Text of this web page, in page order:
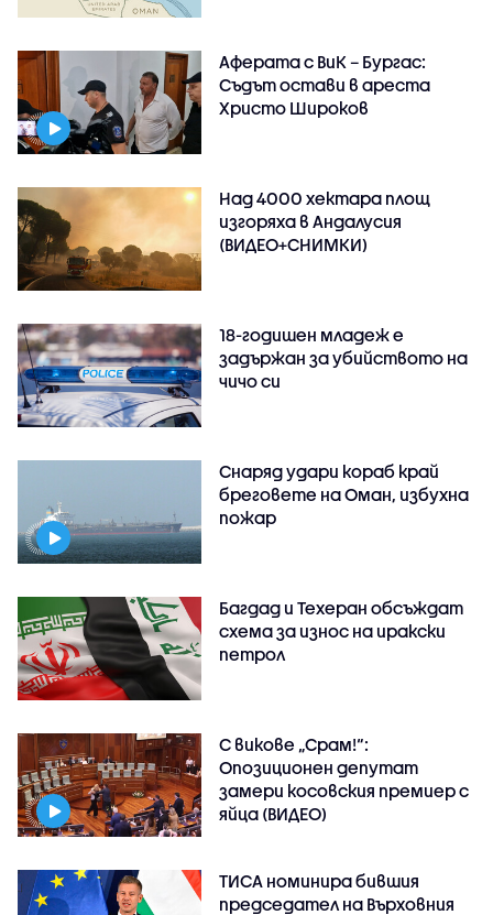
Аферата с ВиК – Бургас:
Съдът остави в ареста
Христо Широков
Над 4000 хектара площ
изгоряха в Андалусия
(ВИДЕО+СНИМКИ)
18-годишен младеж е
задържан за убийството на
чичо си
Снаряд удари кораб край
бреговете на Оман, избухна
пожар
Багдад и Техеран обсъждат
схема за износ на иракски
петрол
С викове „Срам!“:
Опозиционен депутат
замери косовския премиер с
яйца (ВИДЕО)
ТИСА номинира бившия
председател на Върховния